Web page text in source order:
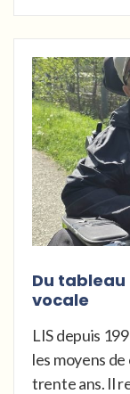
Du
vocale
LIS depuis
les moyens
trente ans. Il